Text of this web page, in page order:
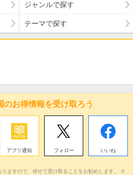
ジャンルで探す
テーマで探す
のお得情報を受け取ろう
アプリ通知 フォロー いいね
ますので、併せて受け取ることをお勧めします。 ※